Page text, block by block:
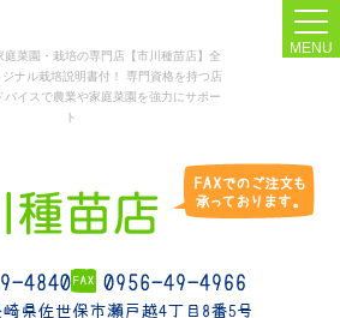
庭菜園・栽培の専門店【市川種苗店】全
ナル栽培説明書付！ 専門資格を持つ店
バイスで農業や家庭菜園を強力にサポー
ト
MENU